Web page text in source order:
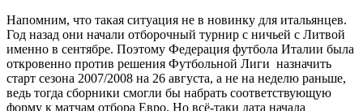
Напомним, что такая ситуация не в новинку для итальянцев.
Год назад они начали отборочный турнир с ничьей с Литвой
именно в сентябре. Поэтому Федерация футбола Италии была
откровенно против решения Футбольной Лиги назначить
старт сезона 2007/2008 на 26 августа, а не на неделю раньше,
ведь тогда сборники смогли бы набрать соответствующую
форму к матчам отбора Евро. Но всё-таки дата начала